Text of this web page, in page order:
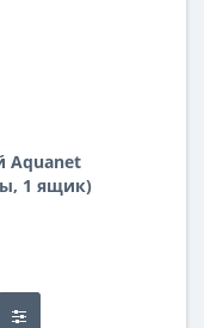
Aquanet
1 ящик)